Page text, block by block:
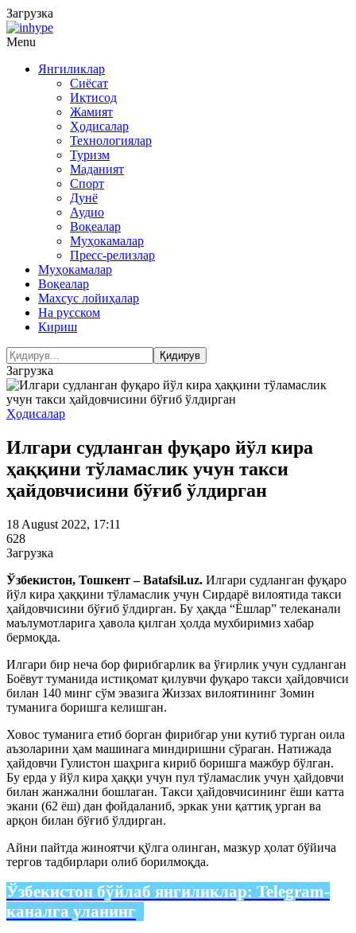
Загрузка
Menu
Янгиликлар
Сиёсат
Иқтисод
Жамият
Ҳодисалар
Технологиялар
Туризм
Маданият
Спорт
Дунё
Аудио
Воқеалар
Муҳокамалар
Пресс-релизлар
Муҳокамалар
Воқеалар
Махсус лойиҳалар
На русском
Кириш
Загрузка
Ҳодисалар
Илгари судланган фуқаро йўл кира
ҳаққини тўламаслик учун такси
ҳайдовчисини бўғиб ўлдирган
18 August 2022, 17:11
628
Загрузка
Ўзбекистон, Тошкент – Batafsil.uz. Илгари судланган фуқаро
йўл кира ҳаққини тўламаслик учун Сирдарё вилоятида такси
ҳайдовчисини бўғиб ўлдирган. Бу ҳақда “Ёшлар” телеканали
маълумотларига ҳавола қилган ҳолда мухбиримиз хабар
бермоқда.
Илгари бир неча бор фирибгарлик ва ўғирлик учун судланган
Боёвут туманида истиқомат қилувчи фуқаро такси ҳайдовчиси
билан 140 минг сўм эвазига Жиззах вилоятининг Зомин
туманига боришга келишган.
Ховос туманига етиб борган фирибгар уни кутиб турган оила
аъзоларини ҳам машинага миндиришни сўраган. Натижада
ҳайдовчи Гулистон шаҳрига кириб боришга мажбур бўлган.
Бу ерда у йўл кира ҳаққи учун пул тўламаслик учун ҳайдовчи
билан жанжални бошлаган. Такси ҳайдовчисининг ёши катта
экани (62 ёш) дан фойдаланиб, эркак уни қаттиқ урган ва
арқон билан бўғиб ўлдирган.
Айни пайтда жиноятчи қўлга олинган, мазкур ҳолат бўйича
тергов тадбирлари олиб борилмоқда.
Ўзбекистон бўйлаб янгиликлар: Telegram-
каналга уланинг